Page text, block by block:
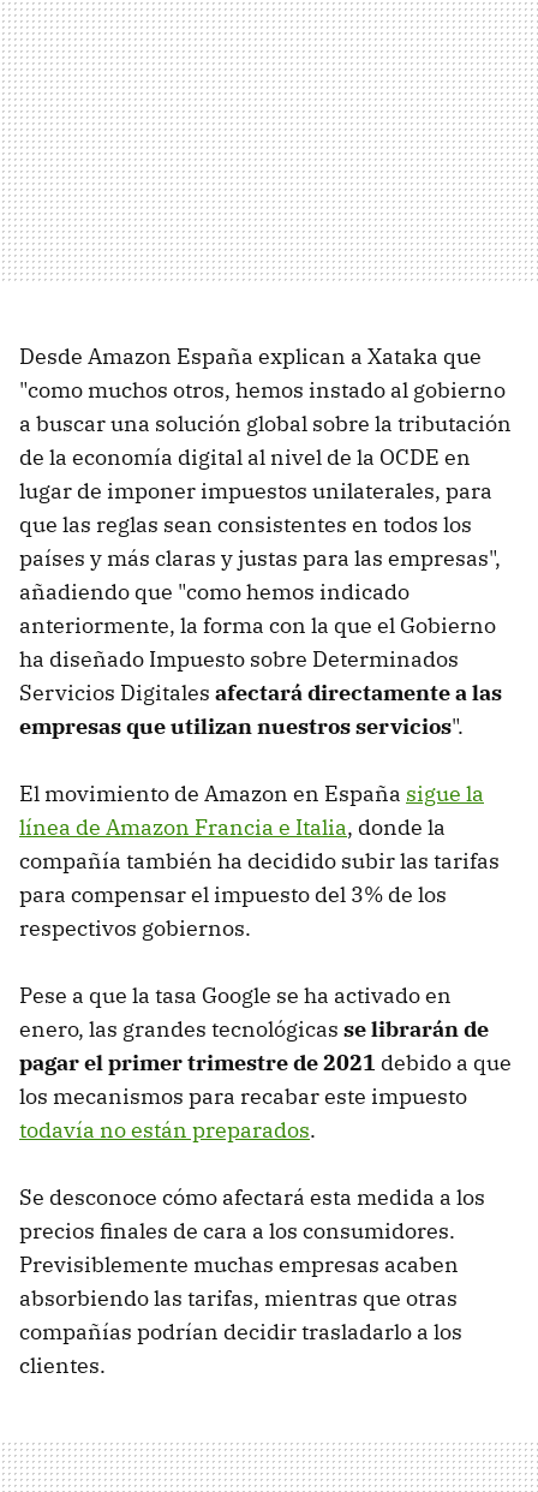
Desde Amazon España explican a Xataka que
"como muchos otros, hemos instado al gobierno
a buscar una solución global sobre la tributación
de la economía digital al nivel de la OCDE en
lugar de imponer impuestos unilaterales, para
que las reglas sean consistentes en todos los
países y más claras y justas para las empresas",
añadiendo que "como hemos indicado
anteriormente, la forma con la que el Gobierno
ha diseñado Impuesto sobre Determinados
Servicios Digitales afectará directamente a las
empresas que utilizan nuestros servicios".
El movimiento de Amazon en España sigue la
línea de Amazon Francia e Italia, donde la
compañía también ha decidido subir las tarifas
para compensar el impuesto del 3% de los
respectivos gobiernos.
Pese a que la tasa Google se ha activado en
enero, las grandes tecnológicas se librarán de
pagar el primer trimestre de 2021 debido a que
los mecanismos para recabar este impuesto
todavía no están preparados.
Se desconoce cómo afectará esta medida a los
precios finales de cara a los consumidores.
Previsiblemente muchas empresas acaben
absorbiendo las tarifas, mientras que otras
compañías podrían decidir trasladarlo a los
clientes.